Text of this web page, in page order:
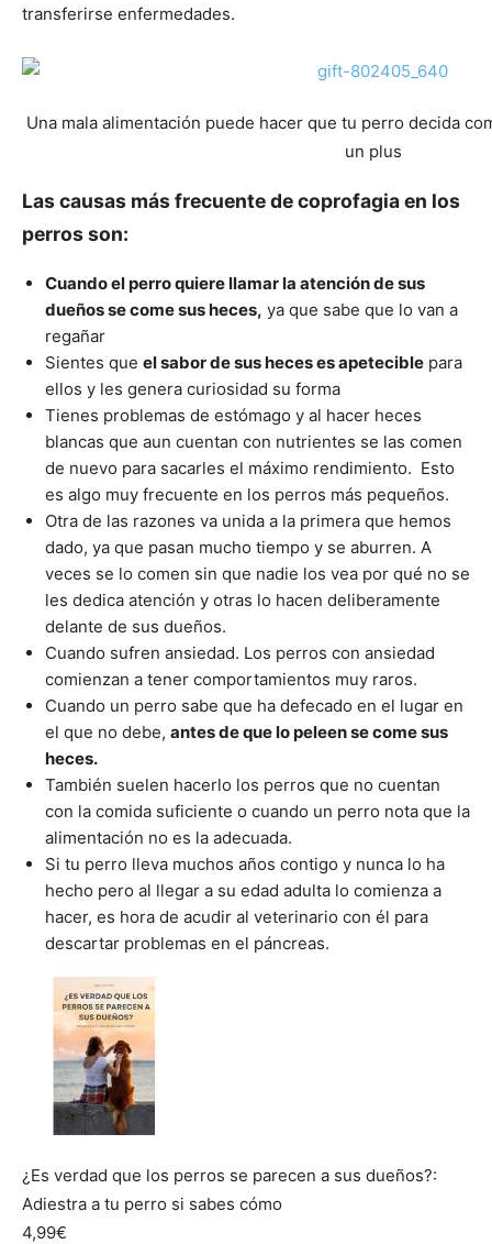
transferirse enfermedades.
Una mala alimentación puede hacer que tu perro decida
un plus
Las causas más frecuente de coprofagia en los
perros son:
Cuando el perro quiere llamar la atención de sus
dueños se come sus heces, ya que sabe que lo van a
regañar
Sientes que el sabor de sus heces es apetecible para
ellos y les genera curiosidad su forma
Tienes problemas de estómago y al hacer heces
blancas que aun cuentan con nutrientes se las comen
de nuevo para sacarles el máximo rendimiento. Esto
es algo muy frecuente en los perros más pequeños.
Otra de las razones va unida a la primera que hemos
dado, ya que pasan mucho tiempo y se aburren. A
veces se lo comen sin que nadie los vea por qué no se
les dedica atención y otras lo hacen deliberamente
delante de sus dueños.
Cuando sufren ansiedad. Los perros con ansiedad
comienzan a tener comportamientos muy raros.
Cuando un perro sabe que ha defecado en el lugar en
el que no debe, antes de que lo peleen se come sus
heces.
También suelen hacerlo los perros que no cuentan
con la comida suficiente o cuando un perro nota que la
alimentación no es la adecuada.
Si tu perro lleva muchos años contigo y nunca lo ha
hecho pero al llegar a su edad adulta lo comienza a
hacer, es hora de acudir al veterinario con él para
descartar problemas en el páncreas.
¿Es verdad que los perros se parecen a sus dueños?:
Adiestra a tu perro si sabes cómo
4,99€